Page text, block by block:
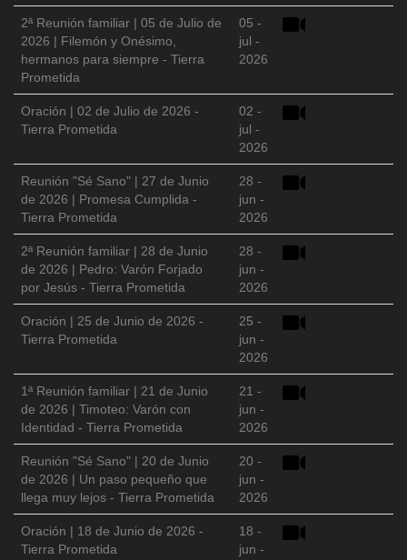
2ª Reunión familiar | 05 de Julio de
2026 | Filemón y Onésimo,
hermanos para siempre - Tierra
Prometida
05 -
jul -
2026
Oración | 02 de Julio de 2026 -
Tierra Prometida
02 -
jul -
2026
Reunión "Sé Sano" | 27 de Junio
de 2026 | Promesa Cumplida -
Tierra Prometida
28 -
jun -
2026
2ª Reunión familiar | 28 de Junio
de 2026 | Pedro: Varón Forjado
por Jesús - Tierra Prometida
28 -
jun -
2026
Oración | 25 de Junio de 2026 -
Tierra Prometida
25 -
jun -
2026
1ª Reunión familiar | 21 de Junio
de 2026 | Timoteo: Varón con
Identidad - Tierra Prometida
21 -
jun -
2026
Reunión "Sé Sano" | 20 de Junio
de 2026 | Un paso pequeño que
llega muy lejos - Tierra Prometida
20 -
jun -
2026
Oración | 18 de Junio de 2026 -
Tierra Prometida
18 -
jun -